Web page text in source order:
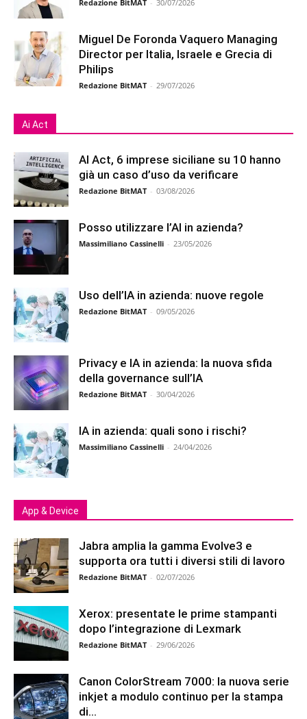
Redazione BitMAT - 30/07/2026
Miguel De Foronda Vaquero Managing
Director per Italia, Israele e Grecia di
Philips
Redazione BitMAT - 29/07/2026
Ai Act
AI Act, 6 imprese siciliane su 10 hanno
già un caso d’uso da verificare
Redazione BitMAT - 03/08/2026
Posso utilizzare l’AI in azienda?
Massimiliano Cassinelli - 23/05/2026
Uso dell’IA in azienda: nuove regole
Redazione BitMAT - 09/05/2026
Privacy e IA in azienda: la nuova sfida
della governance sull’IA
Redazione BitMAT - 30/04/2026
IA in azienda: quali sono i rischi?
Massimiliano Cassinelli - 24/04/2026
App & Device
Jabra amplia la gamma Evolve3 e
supporta ora tutti i diversi stili di lavoro
Redazione BitMAT - 02/07/2026
Xerox: presentate le prime stampanti
dopo l’integrazione di Lexmark
Redazione BitMAT - 29/06/2026
Canon ColorStream 7000: la nuova serie
inkjet a modulo continuo per la stampa
di...